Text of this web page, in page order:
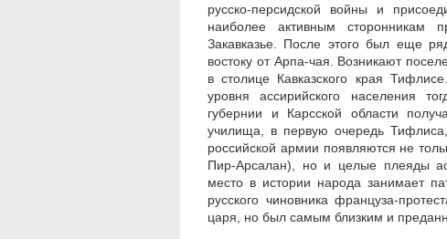
русско-персидской войны и
наиболее активным сторонникам
Закавказье. После этого был еще
востоку от Арпа-чая. Возникают
в столице Кавказского края
уровня ассирийского населения
губернии и Карсской области
училища, в первую очередь
российской армии появляются не
Пир-Арсалан), но и целые плеяды
место в истории народа занимает
русского чиновника француза-
царя, но был самым близким и